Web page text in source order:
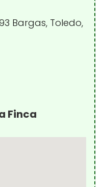
Bargas, Toledo,
Finca